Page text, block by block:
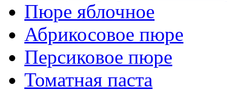
Пюре яблочное
Абрикосовое пюре
Персиковое пюре
Томатная паста